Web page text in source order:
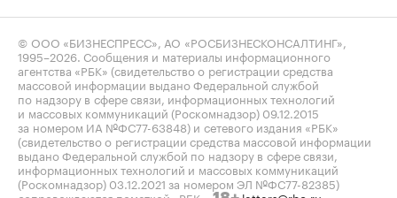
© ООО «БИЗНЕСПРЕСС», АО «РОСБИЗНЕСКОНСАЛТИНГ»,
1995–2026 . Сообщения и материалы информационного
агентства «РБК» (свидетельство о регистрации средства
массовой информации выдано Федеральной службой
по надзору в сфере связи, информационных технологий
и массовых коммуникаций (Роскомнадзор) 09.12.2015
за номером ИА №ФС77-63848) и сетевого издания «РБК»
(свидетельство о регистрации средства массовой информации
выдано Федеральной службой по надзору в сфере связи,
информационных технологий и массовых коммуникаций
(Роскомнадзор) 03.12.2021 за номером ЭЛ №ФС77-82385)